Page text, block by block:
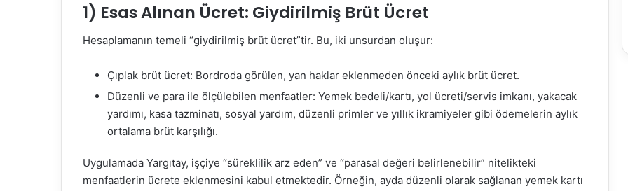
1) Esas Alınan Ücret: Giydirilmiş Brüt Ücret
Hesaplamanın temeli “giydirilmiş brüt ücret”tir. Bu, iki unsurdan oluşur:
Çıplak brüt ücret: Bordroda görülen, yan haklar eklenmeden önceki aylık brüt ücret.
Düzenli ve para ile ölçülebilen menfaatler: Yemek bedeli/kartı, yol ücreti/servis imkanı, yakacak
yardımı, kasa tazminatı, sosyal yardım, düzenli primler ve yıllık ikramiyeler gibi ödemelerin aylık
ortalama brüt karşılığı.
Uygulamada Yargıtay, işçiye “süreklilik arz eden” ve “parasal değeri belirlenebilir” nitelikteki
menfaatlerin ücrete eklenmesini kabul etmektedir. Örneğin, ayda düzenli olarak sağlanan yemek kartı